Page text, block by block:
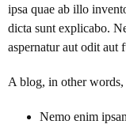
ipsa quae ab illo
dicta sunt explicabo.
aspernatur aut odit aut
A blog, in other
Nemo enim